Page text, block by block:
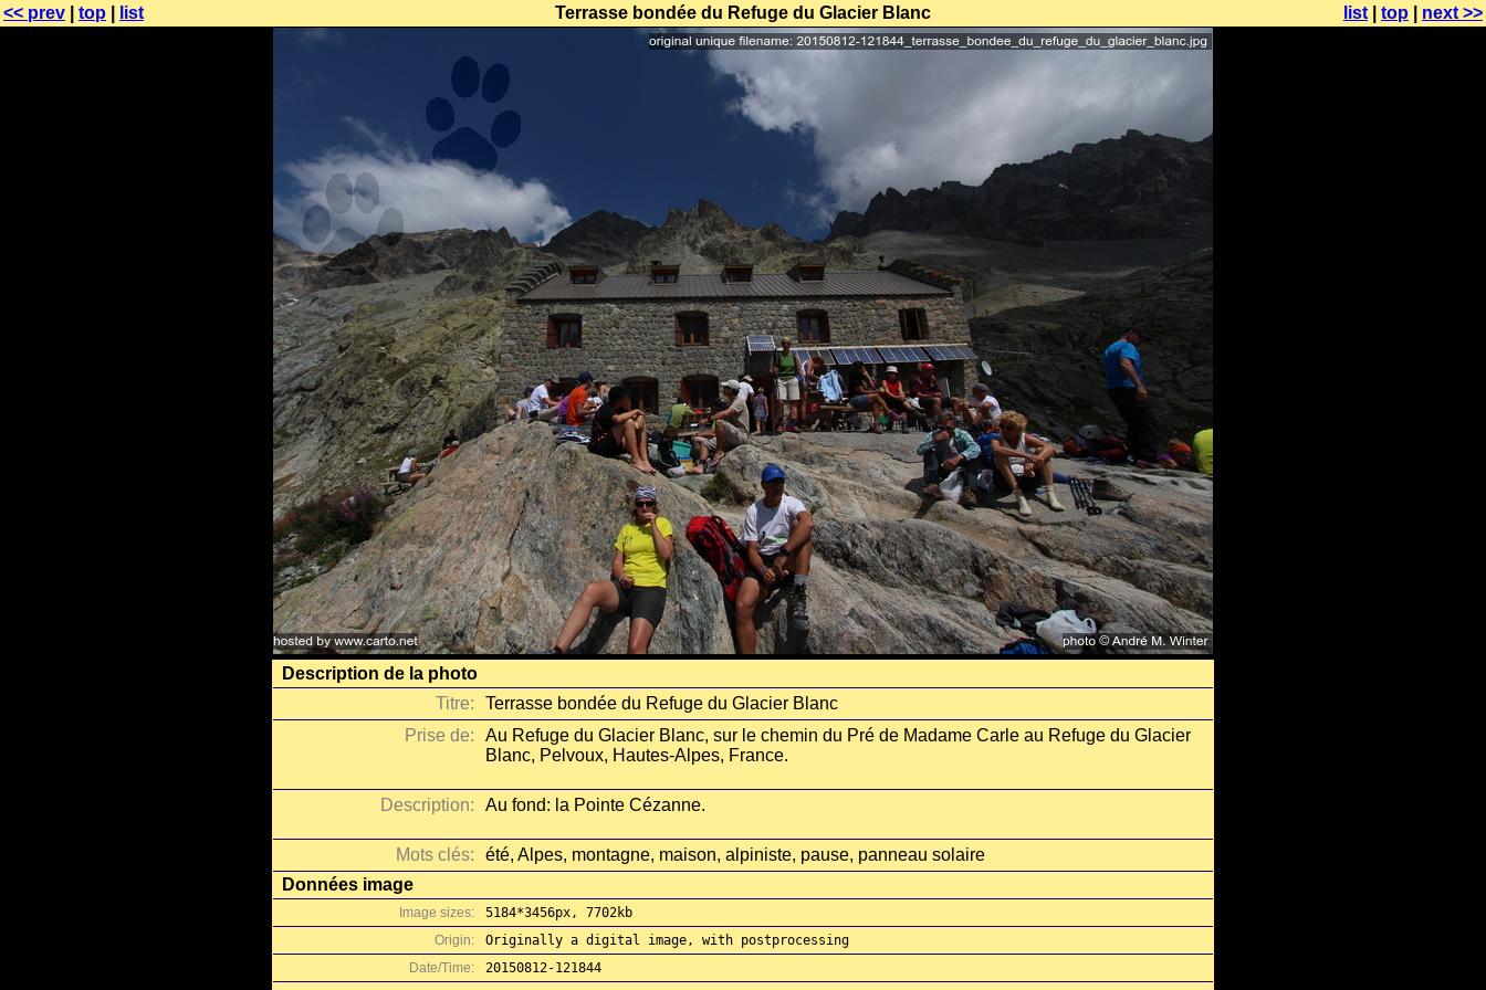
<< prev top list Terrasse bondée du Refuge du Glacier Blanc list top next >>
Description de la photo
Titre:
Terrasse bondée du Refuge du Glacier Blanc
Prise de:
Au Refuge du Glacier Blanc, sur le chemin du Pré de Madame Carle au Refuge du Glacier
Blanc, Pelvoux, Hautes-Alpes, France.
Description: Au fond: la Pointe Cézanne.
Mots clés:
été, Alpes, montagne, maison, alpiniste, pause, panneau solaire
Données image
Image sizes:
5184*3456px, 7702kb
Origin:
Originally a digital image, with postprocessing
Date/Time:
20150812-121844